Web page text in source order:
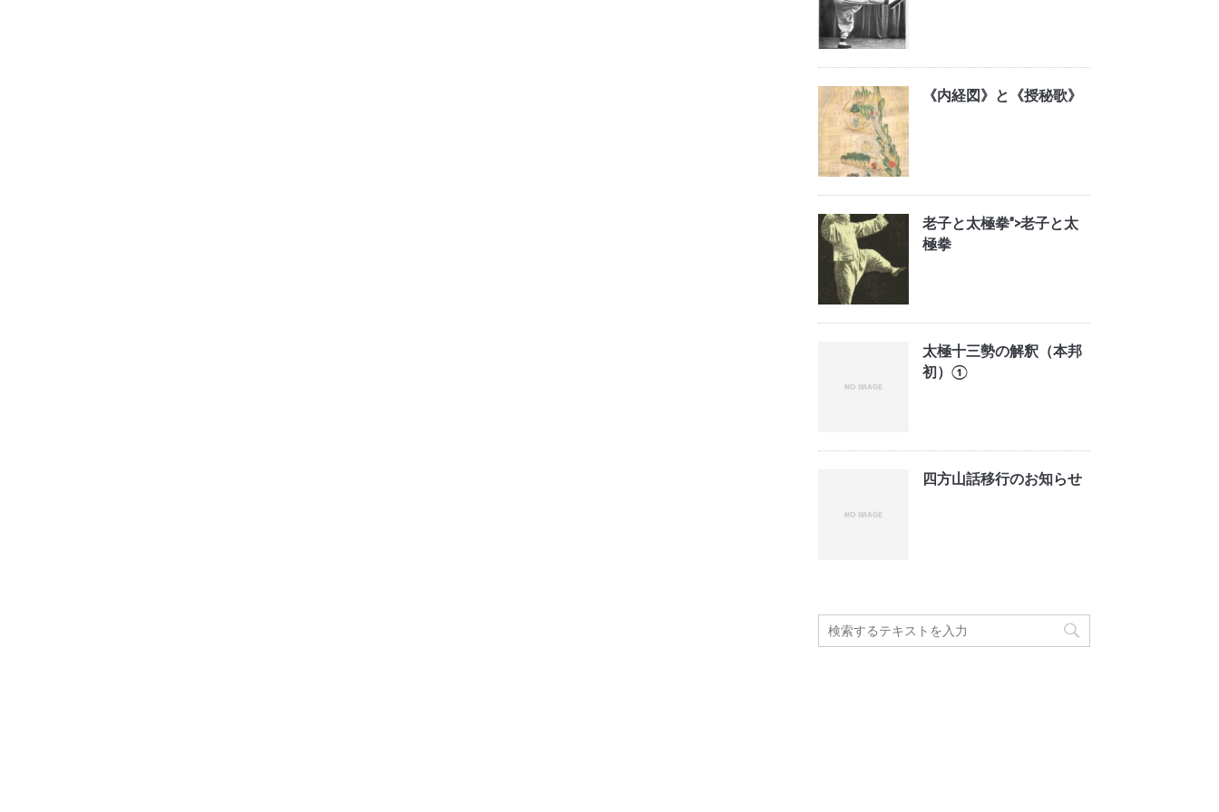
《内経図》と《授秘歌》
老子と太極拳">老子と太
極拳
太極十三勢の解釈（本邦
初）①
四方山話移行のお知らせ